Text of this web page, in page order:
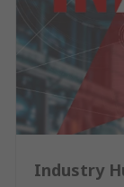
Industry